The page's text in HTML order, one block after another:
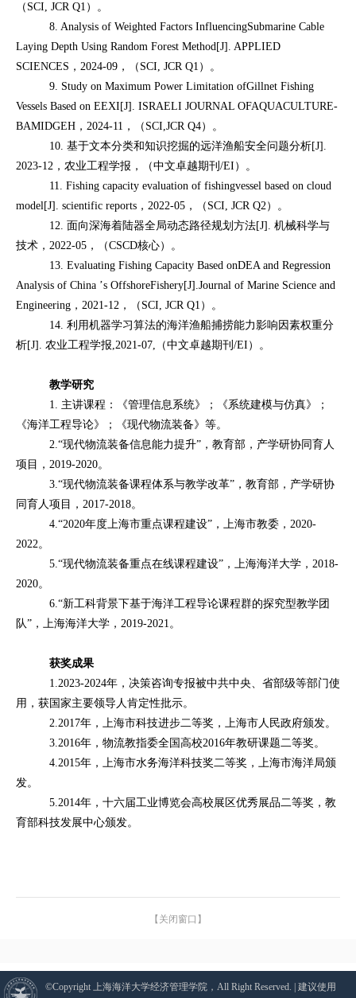
（ SCI, JCR Q1 ）。
8. Analysis of Weighted Factors InfluencingSubmarine Cable
Laying Depth Using Random Forest Method[J]. APPLIED
SCIENCES ， 2024-09 ，（ SCI, JCR Q1 ）。
9. Study on Maximum Power Limitation ofGillnet Fishing
Vessels Based on EEXI[J]. ISRAELI JOURNAL OFAQUACULTURE-
BAMIDGEH ， 2024-11 ，（ SCI,JCR Q4）。
10. 基于文本分类和知识挖掘的远洋渔船安全问题分析[J].
2023-12 ，农业工程学报，（中文卓越期刊 /EI ）。
11. Fishing capacity evaluation of fishingvessel based on cloud
model[J]. scientific reports ， 2022-05 ，（ SCI, JCR Q2）。
12. 面向深海着陆器全局动态路径规划方法[J]. 机械科学与
技术， 2022-05 ，（CSCD核心）。
13. Evaluating Fishing Capacity Based onDEA and Regression
Analysis of China ’s OffshoreFishery[J].Journal of Marine Science and
Engineering ， 2021-12 ，（ SCI, JCR Q1 ）。
14. 利用机器学习算法的海洋渔船捕捞能力影响因素权重分
析[J]. 农业工程学报,2021-07, （中文卓越期刊 /EI ）。
教学研究
1. 主讲课程：《管理信息系统》；《系统建模与仿真》；
《海洋工程导论》；《现代物流装备》等。
2.“现代物流装备信息能力提升”，教育部，产学研协同育人
项目， 2019-2020。
3.“现代物流装备课程体系与教学改革”，教育部，产学研协
同育人项目， 2017-2018。
4.“2020年度上海市重点课程建设”，上海市教委， 2020-
2022。
5.“现代物流装备重点在线课程建设”，上海海洋大学， 2018-
2020。
6.“新工科背景下基于海洋工程导论课程群的探究型教学团
队”，上海海洋大学， 2019-2021。
获奖成果
1.2023-2024年，决策咨询专报被中共中央、省部级等部门使
用，获国家主要领导人肯定性批示。
2.2017年，上海市科技进步二等奖，上海市人民政府颁发。
3.2016年，物流教指委全国高校2016年教研课题二等奖。
4.2015年，上海市水务海洋科技奖二等奖，上海市海洋局颁
发。
5.2014年，十六届工业博览会高校展区优秀展品二等奖，教
育部科技发展中心颁发。
【关闭窗口】
©Copyright 上海海洋大学经济管理学院，All Right Reserved. | 建议使用